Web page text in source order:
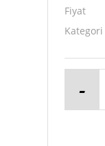
Fiyat
Kategori
-